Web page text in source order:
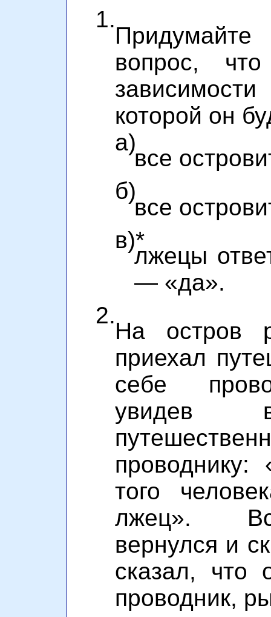
1.
Придумайте
вопрос,
которой он
а)
все
б)
все
в)*
лжецы
— «да».
2.
На остров
приехал
себе
увидев
того
лжец».
вернулся и
сказал,
проводник,